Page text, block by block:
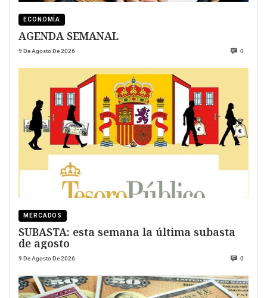
ECONOMÍA
AGENDA SEMANAL
9 De Agosto De 2026 0
MERCADOS
SUBASTA: esta semana la última subasta
de agosto
9 De Agosto De 2026 0